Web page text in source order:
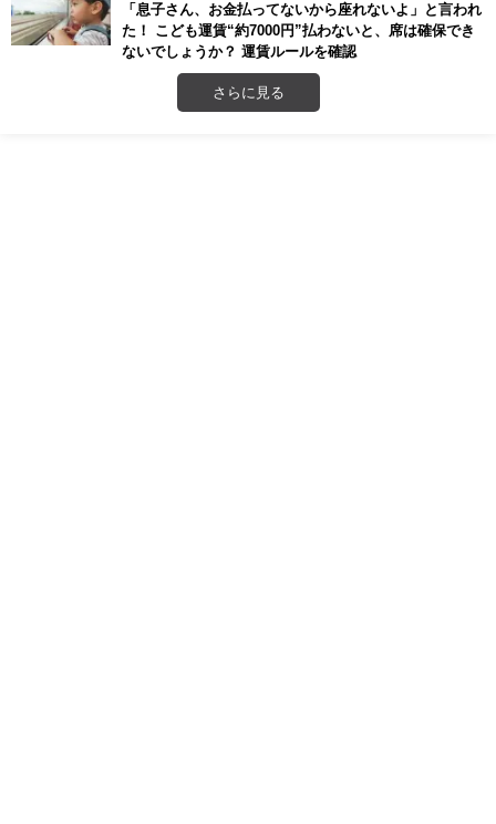
「息子さん、お金払ってないから座れないよ」と言われ
た！ こども運賃“約7000円”払わないと、席は確保でき
ないでしょうか？ 運賃ルールを確認
さらに見る